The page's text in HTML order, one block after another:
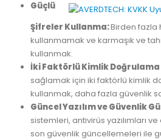
Güçlü
Şifreler Kullanma:Birden fazla
kullanmamak ve karmaşık ve
kullanmak.
İki Faktörlü Kimlik Doğrulama
sağlamak için iki faktörlü kimlik
kullanmak, daha fazla güvenlik
Güncel Yazılım ve Güvenlik
sistemleri, antivirüs yazılımları
son güvenlik güncellemeleri ile